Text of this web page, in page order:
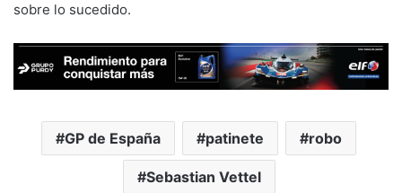
sobre lo sucedido.
GP de España patinete robo
Sebastian Vettel